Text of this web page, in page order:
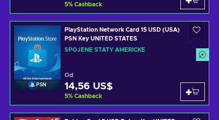
5% Cashback
PSN
PlayStation Network Card 15 USD (USA)
PSN Key UNITED STATES
SPOJENÉ STÁTY AMERICKÉ
Od
14,56 US$
5% Cashback